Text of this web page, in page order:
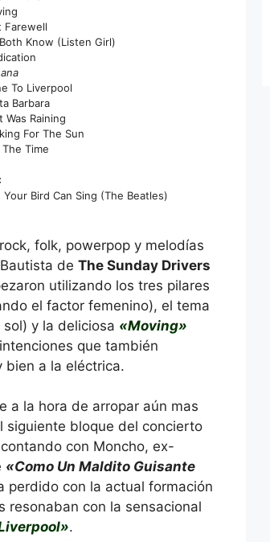
Farewell
Know (Listen Girl)
To Liverpool
Barbara
Was Raining
For The Sun
Time
Your Bird Can Sing (The Beatles)
folk, powerpop y melodías
de The Sunday Drivers
utilizando los tres pilares
el factor femenino), el tema
y la deliciosa «Moving»
que también
bien a la eléctrica.
a la hora de arropar aún mas
siguiente bloque del concierto
contando con Moncho, ex-
«Como Un Maldito Guisante
perdido con la actual formación
resonaban con la sensacional
.